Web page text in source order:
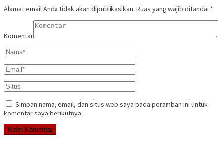
Alamat email Anda tidak akan dipublikasikan. Ruas yang wajib ditandai *
Komentar
Simpan nama, email, dan situs web saya pada peramban ini untuk
komentar saya berikutnya.